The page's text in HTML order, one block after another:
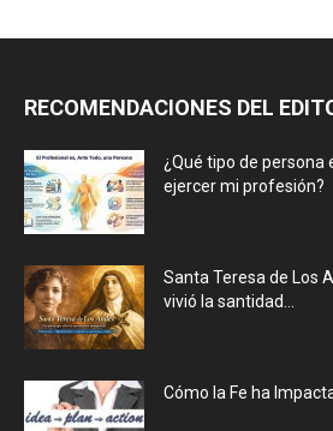
RECOMENDACIONES DEL
¿Qué tipo de
ejercer mi profesión?
Santa Teresa de Los
vivió la santidad...
Cómo la Fe ha